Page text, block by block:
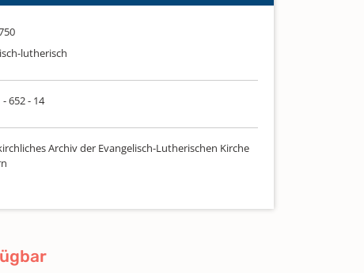
lutherisch
652 - 14
Archiv der Evangelisch-Lutherischen Kirche